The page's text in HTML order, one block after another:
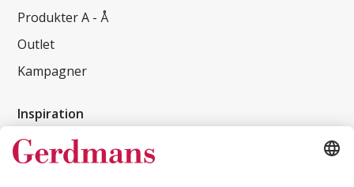
Produkter A - Å
Outlet
Kampagner
Inspiration
Kundereferencer